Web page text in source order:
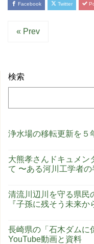
Facebook Twitter
« Prev
検索
浄水場の移転更新を
大熊孝さんドキュメ
て 〜ある河川工学者の
清流川辺川を守る県民
『子孫に残そう未来
長崎県の「石木ダムに
YouTube動画と資料